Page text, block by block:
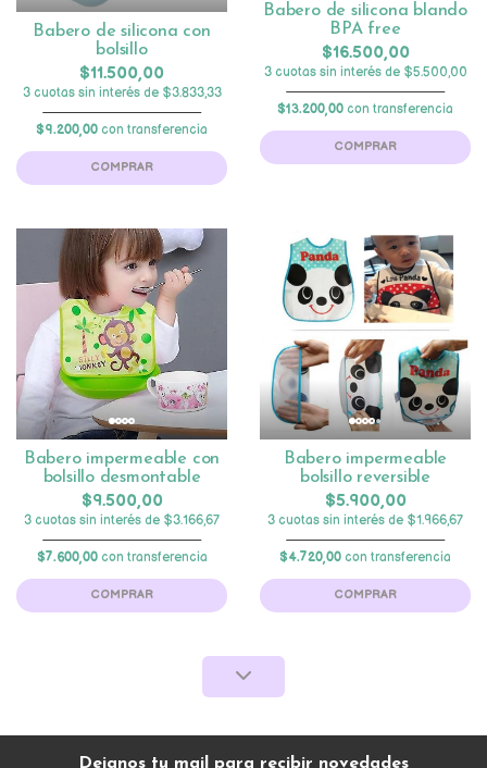
Babero de silicona con
bolsillo
$11.500,00
3 cuotas sin interés de $3.833,33
$9.200,00 con transferencia
COMPRAR
Babero de silicona blando
BPA free
$16.500,00
3 cuotas sin interés de $5.500,00
$13.200,00 con transferencia
COMPRAR
Babero impermeable con
bolsillo desmontable
$9.500,00
3 cuotas sin interés de $3.166,67
$7.600,00con transferencia
COMPRAR
Babero impermeable
bolsillo reversible
$5.900,00
3 cuotas sin interés de $1.966,67
$4.720,00 con transferencia
COMPRAR
Dejanos tu mail para recibir novedades